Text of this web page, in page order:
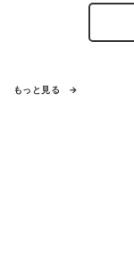
もっと見る